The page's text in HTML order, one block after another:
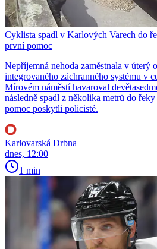
Cyklista spadl v Karlových Varech do
první pomoc
Nepříjemná nehoda zaměstnala v úterý
integrovaného záchranného systému v
Mírovém náměstí havaroval
následně spadl z několika metrů do
pomoc poskytli policisté.
Karlovarská Drbna
dnes, 12:00
1 min